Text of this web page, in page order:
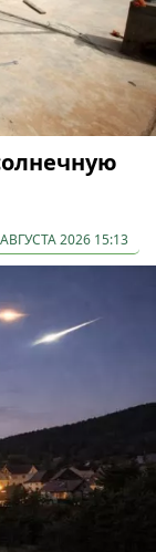
2026 15:13